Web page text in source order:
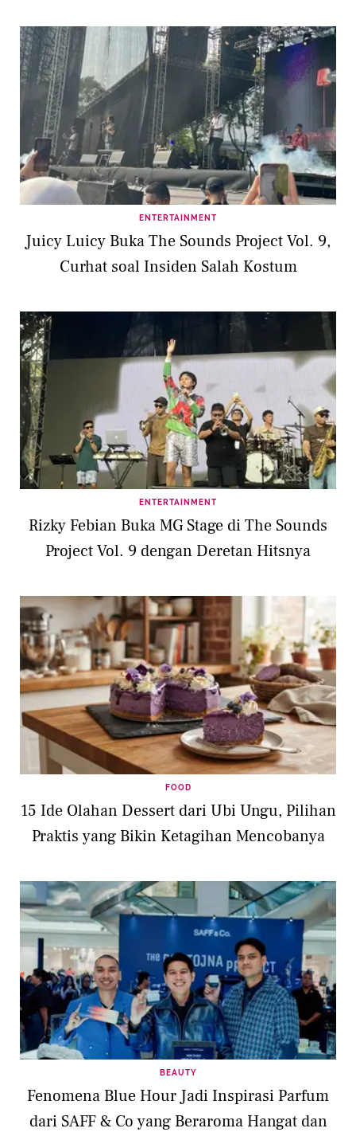
ENTERTAINMENT
Juicy Luicy Buka The Sounds Project Vol. 9,
Curhat soal Insiden Salah Kostum
ENTERTAINMENT
Rizky Febian Buka MG Stage di The Sounds
Project Vol. 9 dengan Deretan Hitsnya
FOOD
15 Ide Olahan Dessert dari Ubi Ungu, Pilihan
Praktis yang Bikin Ketagihan Mencobanya
BEAUTY
Fenomena Blue Hour Jadi Inspirasi Parfum
dari SAFF & Co yang Beraroma Hangat dan